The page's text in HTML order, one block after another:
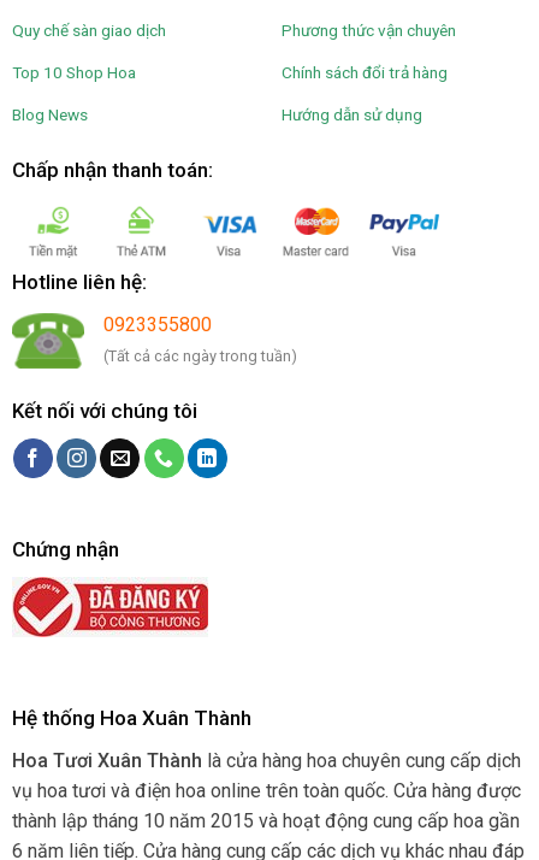
Quy chế sàn giao dịch
Top 10 Shop Hoa
Blog News
Phương thức vận chuyên
Chính sách đổi trả hàng
Hướng dẫn sử dụng
Chấp nhận thanh toán:
Hotline liên hệ:
0923355800
(Tất cả các ngày trong tuần)
Kết nối với chúng tôi
Chứng nhận
Hệ thống Hoa Xuân Thành
Hoa Tươi Xuân Thành là cửa hàng hoa chuyên cung cấp dịch
vụ hoa tươi và điện hoa online trên toàn quốc. Cửa hàng được
thành lập tháng 10 năm 2015 và hoạt động cung cấp hoa gần
6 năm liên tiếp. Cửa hàng cung cấp các dịch vụ khác nhau đáp